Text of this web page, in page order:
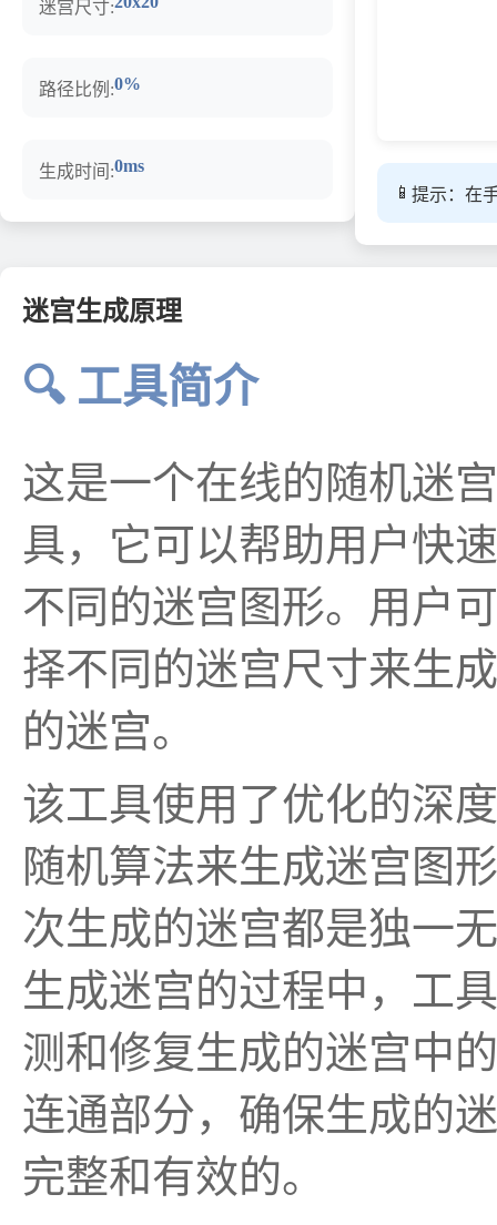
迷宫尺寸:
路径比例:0%
生成时间:0ms
📱 提示：在
迷宫生成原理
🔍 工具简介
这是一个在线的随机迷
具，它可以帮助用户快
不同的迷宫图形。用户
择不同的迷宫尺寸来生
的迷宫。
该工具使用了优化的深
随机算法来生成迷宫图
次生成的迷宫都是独一
生成迷宫的过程中，工
测和修复生成的迷宫中
连通部分，确保生成的
完整和有效的。